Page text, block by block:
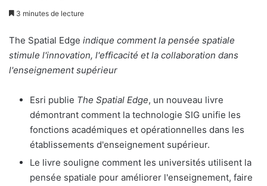
o
y
u
r
r
3 minutes de lecture
The Spatial Edge indique comment la pensée spatiale
stimule l'innovation, l'efficacité et la collaboration dans
l'enseignement supérieur
Esri publie The Spatial Edge, un nouveau livre
démontrant comment la technologie SIG unifie les
fonctions académiques et opérationnelles dans les
établissements d'enseignement supérieur.
Le livre souligne comment les universités utilisent la
pensée spatiale pour améliorer l'enseignement, faire